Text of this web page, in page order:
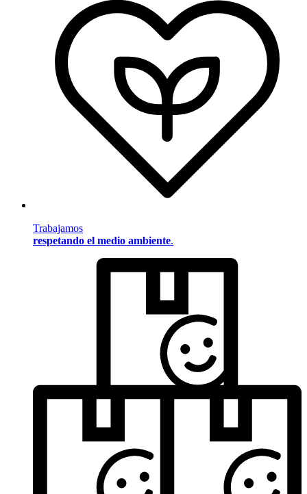
Trabajamos
respetando el medio ambiente.